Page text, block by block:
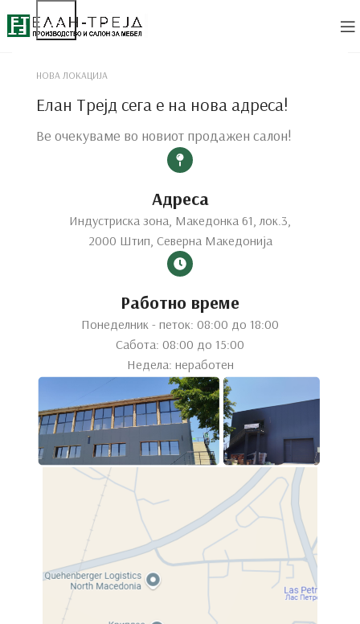
НОВА ЛОКАЦИЈА
Елан Трејд сега е на нова адреса!
Ве очекуваме во новиот продажен салон!
Адреса
Индустриска зона, Македонка 61, лок.3,
2000 Штип, Северна Македонија
Работно време
Понеделник - петок: 08:00 до 18:00
Сабота: 08:00 до 15:00
Недела: неработен
Click to enlarge
Претсобја
Чевларници
Сандаче за кондури (на кипање)
Сандаче за кондури (на кипање)
Available for purchase.